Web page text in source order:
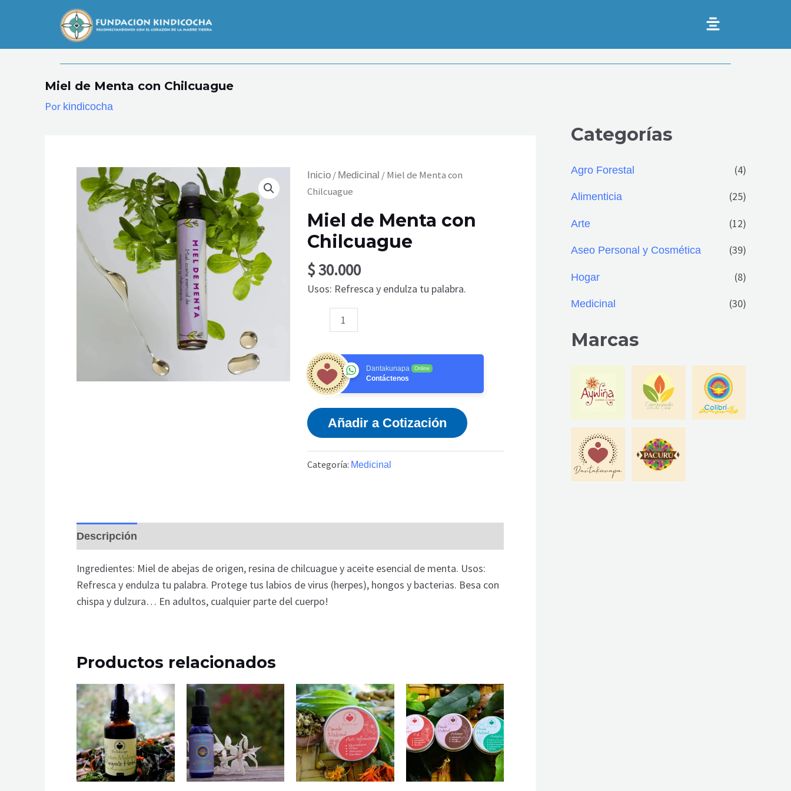
Miel de Menta con Chilcuague
Por kindicocha
Inicio / Medicinal / Miel de Menta con
Chilcuague
Miel de Menta con
Chilcuague
$30.000
Usos: Refresca y endulza tu palabra.
Miel
de
con
Chilcuague
Dantakunapa Online
Contáctenos
Añadir a Cotización
Categoría: Medicinal
Descripción
Ingredientes: Miel de abejas de origen, resina de chilcuague y aceite esencial de menta. Usos:
Refresca y endulza tu palabra. Protege tus labios de virus (herpes), hongos y bacterias. Besa con
chispa y dulzura… En adultos, cualquier parte del cuerpo!
Productos relacionados
Categorías
Agro Forestal (4)
Alimenticia (25)
Arte (12)
Aseo Personal y Cosmética (39)
Hogar (8)
Medicinal (30)
Marcas